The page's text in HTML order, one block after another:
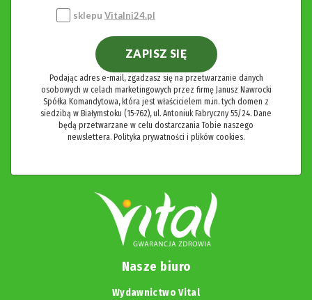
sklepu Vitalni24.pl
ZAPISZ SIĘ
Podając adres e-mail, zgadzasz się na przetwarzanie danych
osobowych w celach marketingowych przez firmę Janusz Nawrocki
Spółka Komandytowa, która jest właścicielem m.in. tych domen z
siedzibą w Białymstoku (15-762), ul. Antoniuk Fabryczny 55/24. Dane
będą przetwarzane w celu dostarczania Tobie naszego
newslettera. Polityka prywatności i plików cookies.
Nasze biuro
Wydawnictwo Vital